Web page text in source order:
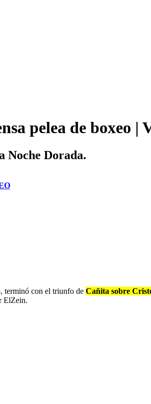
pelea de boxeo |
Noche Dorada.
terminó con el triunfo de Cañita sobre
ElZein.